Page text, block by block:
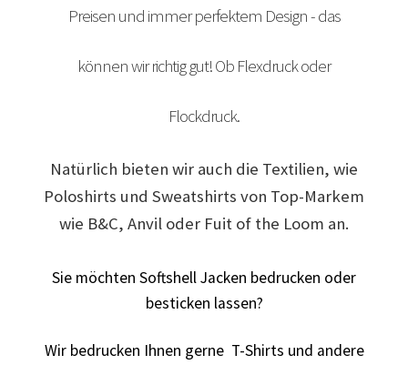
Arbeitskleidung bedrucken Bad Bentheim – Firmenlogo
Arbeitskleidung bedrucken Bad Essen – Firmenlogo
Arbeitskleidung BEDRUCKEN Böblingen /
Arbeitskleidung bedrucken Braunschweig – Firmenlogo
Arbeitskleidung bedrucken Göttingen – Firmenlogo
Preisen und immer perfektem Design - das
können wir richtig gut! Ob Flexdruck oder
Flockdruck.
Natürlich bieten wir auch die Textilien, wie
Poloshirts und Sweatshirts von Top-Markem
wie B&C, Anvil oder Fuit of the Loom an.
Sie möchten Softshell Jacken bedrucken oder
besticken lassen?
Wir bedrucken Ihnen gerne T-Shirts und andere